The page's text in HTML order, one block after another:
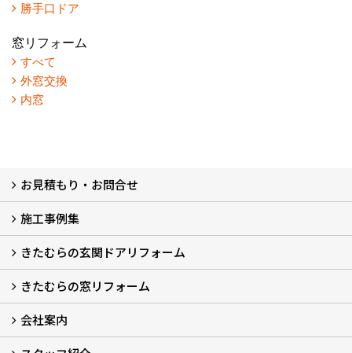
勝手口ドア
窓リフォーム
すべて
外窓交換
内窓
お見積もり・お問合せ
LINEで概算見積もり
チャットで質問
問い合わせフォームから
オンライン相談
電話で相談
無料現地調査をご希望の方
施工事例集
玄関ドアリフォーム
玄関引戸リフォーム
勝手口ドアリフォーム
窓リフォーム
きたむらの玄関ドアリフォーム
玄関ドアリフォームについて
リシェントについて (23)
・玄関ドアバリエーション (52)
・玄関引戸バリエーション (44)
・勝手口ドアバリエーション (11)
安心の自社施工
無料点検
保証について
価格について
概算見積について (2)
きたむらの窓リフォーム
窓リフォームについて (5)
・内窓設置-LIXILインプラス
・内窓設置-AGCまどまど
・窓交換
・エコガラス交換
・防犯・防災ガラス交換
会社案内